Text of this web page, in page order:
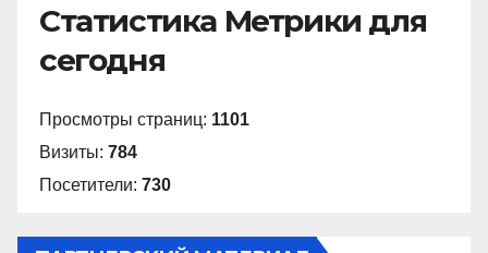
Статистика Метрики для
сегодня
Просмотры страниц: 1101
Визиты: 784
Посетители: 730